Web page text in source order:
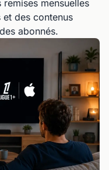
mensuelles
des contenus
abonnés.